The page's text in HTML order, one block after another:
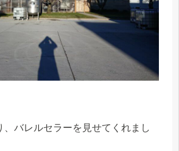
、バレルセラーを見せてくれまし